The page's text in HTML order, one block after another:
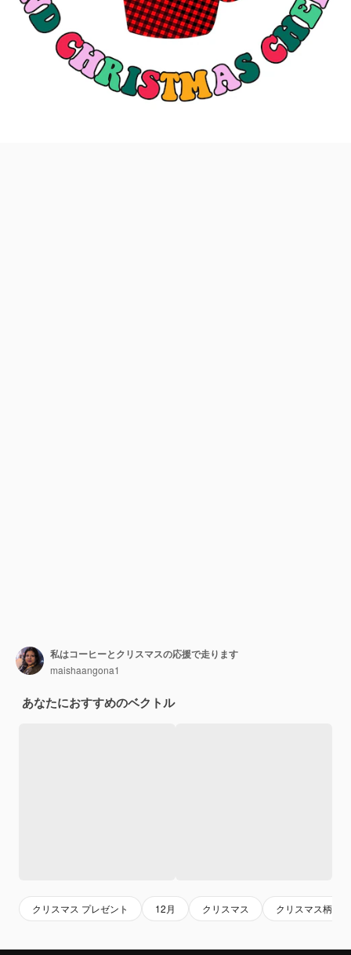
私はコーヒーとクリスマスの応援で走ります
maishaangona1
あなたにおすすめのベクトル
クリスマス プレゼント 12月 クリスマス クリスマス柄